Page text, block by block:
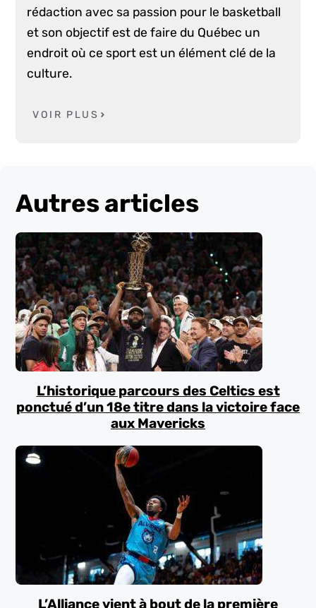
rédaction avec sa passion pour le basketball
et son objectif est de faire du Québec un
endroit où ce sport est un élément clé de la
culture.
VOIR PLUS
Autres articles
L’historique parcours des Celtics est
ponctué d’un 18e titre dans la victoire face
aux Mavericks
L’Alliance vient à bout de la première